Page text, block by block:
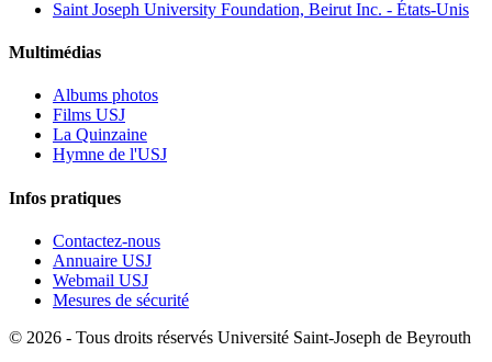
Saint Joseph University Foundation, Beirut Inc. - États-Unis
Multimédias
Albums photos
Films USJ
La Quinzaine
Hymne de l'USJ
Infos pratiques
Contactez-nous
Annuaire USJ
Webmail USJ
Mesures de sécurité
© 2026 - Tous droits réservés Université Saint-Joseph de Beyrouth